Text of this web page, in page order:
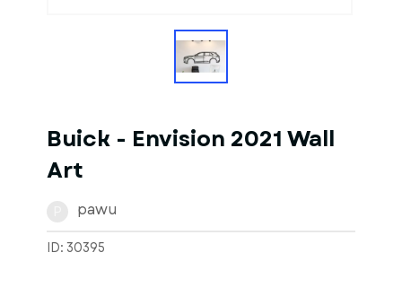
Buick - Envision 2021 Wall
Art
pawu
ID: 30395